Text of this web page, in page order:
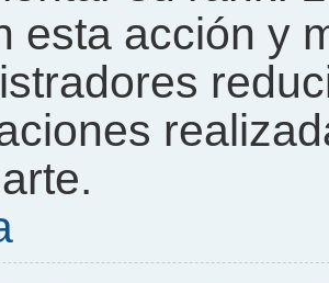
esta acción y